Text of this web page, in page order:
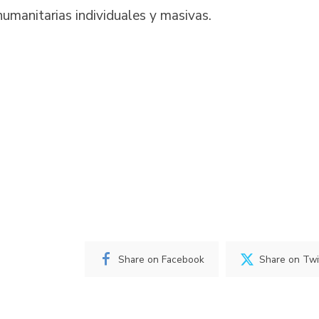
individuales y masivas.
Share on Facebook Share on